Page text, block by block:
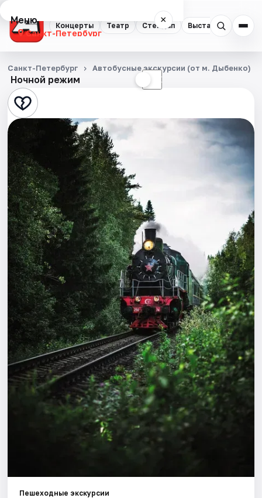
Концерты Театр Стендап Выставки
Меню ×
Санкт-Петербург
Концерты
Театр
Стендап
Выставки
Квесты
Экскурсии
Спорт
События
Города
Площадки
Артисты
Рейтинги
Ночной режим ☾
Санкт-Петербург Автобусные экскурсии (от м. Дыбенко)
Пешеходные экскурсии